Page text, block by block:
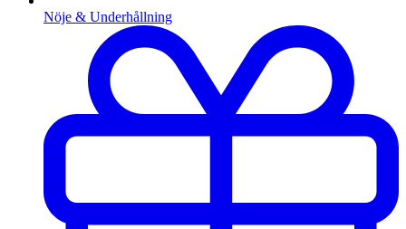
Nöje & Underhållning